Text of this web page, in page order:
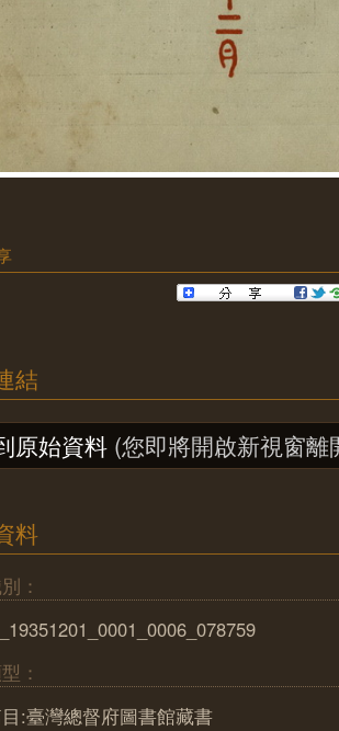
結
原始資料 (您即將開啟新視窗離
料
：
：
:臺灣總督府圖書館藏書